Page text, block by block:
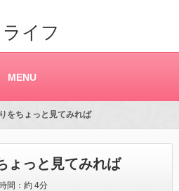
イフ
MENU
をちょっと見てみれば
ょっと見てみれば
間：約 4分